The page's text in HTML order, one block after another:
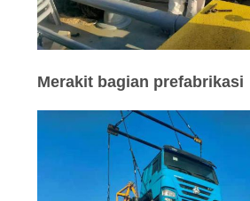
Merakit bagian prefabrikasi